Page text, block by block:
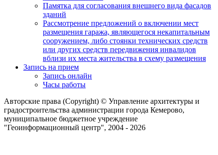
Памятка для согласования внешнего вида фасадов
зданий
Рассмотрение предложений о включении мест
размещения гаража, являющегося некапитальным
сооружением, либо стоянки технических средств
или других средств передвижения инвалидов
вблизи их места жительства в схему размещения
Запись на прием
Запись онлайн
Часы работы
Авторские права (Copyright) © Управление архитектуры и
градостроительства администрации города Кемерово,
муниципальное бюджетное учреждение
"Геоинформационный центр", 2004 - 2026